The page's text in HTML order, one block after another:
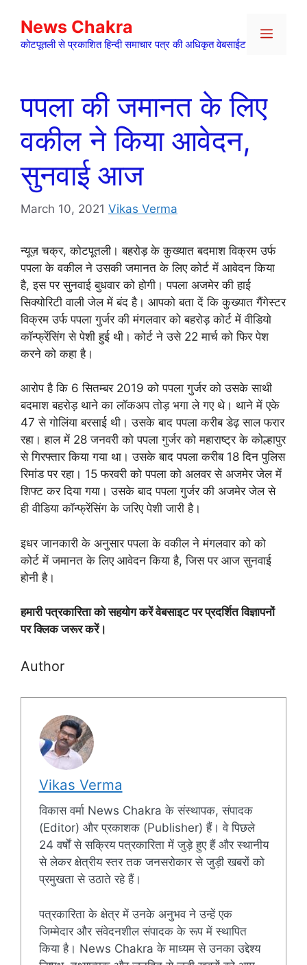
content
News Chakra
कोटपूतली से प्रकाशित हिन्दी समाचार पत्र की अधिकृत वेबसाईट
Menu
पपला की जमानत के लिए
वकील ने किया आवेदन,
सुनवाई आज
March 10, 2021 Vikas Verma
न्यूज़ चक्र, कोटपूतली। बहरोड़ के कुख्यात बदमाश विक्रम उर्फ
पपला के वकील ने उसकी जमानत के लिए कोर्ट में आवेदन किया
है, इस पर सुनवाई बुधवार को होगी। पपला अजमेर की हाई
सिक्योरिटी वाली जेल में बंद है। आपको बता दें कि कुख्यात गैंगेस्टर
विक्रम उर्फ पपला गुर्जर की मंगलवार को बहरोड़ कोर्ट में वीडियाे
कॉन्फ्रेंसिंग से पेशी हुई थी। कोर्ट ने उसे 22 मार्च को फिर पेश
करने को कहा है।
आरोप है कि 6 सितम्बर 2019 को पपला गुर्जर को उसके साथी
बदमाश बहरोड़ थाने का लॉकअप तोड़ भगा ले गए थे। थाने में एके
47 से गोलिंया बरसाई थी। उसके बाद पपला करीब डेढ़ साल फरार
रहा। हाल में 28 जनवरी को पपला गुर्जर को महाराष्ट्र के कोल्हापुर
से गिरफ्तार किया गया था। उसके बाद पपला करीब 18 दिन पुलिस
रिमांड पर रहा। 15 फरवरी को पपला को अलवर से अजमेर जेल में
शिफ्ट कर दिया गया। उसके बाद पपला गुर्जर की अजमेर जेल से
ही वीडिया कॉन्फ्रेंसिंग के जरिए पेशी जारी है।
इधर जानकारी के अनुसार पपला के वकील ने मंगलवार को को
कोर्ट में जमानत के लिए आवेदन किया है, जिस पर आज सुनवाई
होनी है।
हमारी पत्रकारिता को सहयोग करें वेबसाइट पर प्रदर्शित विज्ञापनों
पर क्लिक जरूर करें।
Author
Vikas Verma
विकास वर्मा News Chakra के संस्थापक, संपादक
(Editor) और प्रकाशक (Publisher) हैं। वे पिछले
24 वर्षों से सक्रिय पत्रकारिता में जुड़े हुए हैं और स्थानीय
से लेकर क्षेत्रीय स्तर तक जनसरोकार से जुड़ी खबरों को
प्रमुखता से उठाते रहे हैं।
पत्रकारिता के क्षेत्र में उनके अनुभव ने उन्हें एक
जिम्मेदार और संवेदनशील संपादक के रूप में स्थापित
किया है। News Chakra के माध्यम से उनका उद्देश्य